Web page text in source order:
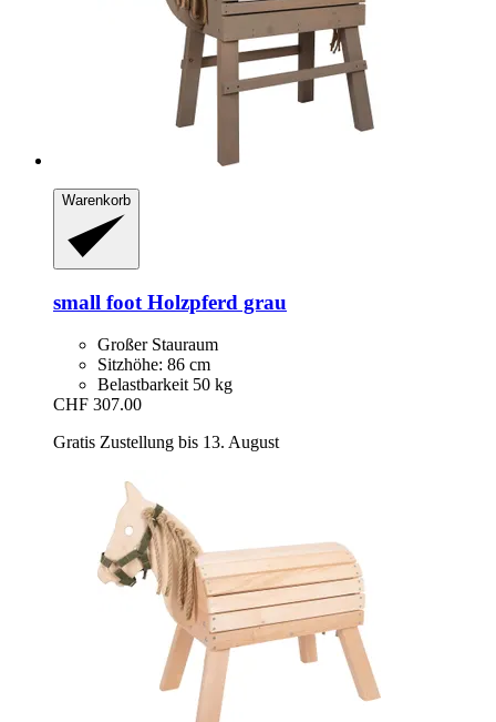
Warenkorb
small foot Holzpferd grau
Großer Stauraum
Sitzhöhe: 86 cm
Belastbarkeit 50 kg
CHF 307.00
Gratis Zustellung bis 13. August